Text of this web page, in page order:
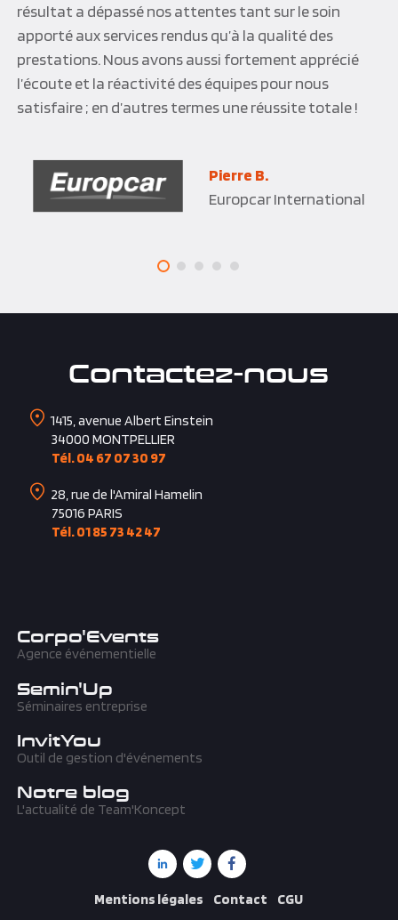
disponibles, et à l’écoute de nos attentes. Un grand
merci pour ces moments de convivialité appréciés de
tout notre réseau et à bientôt pour de nouveaux
évènements.
MeilleurTaux.com
34000MONTPELLIER
Tél. 04 67 07 30 97
75016PARIS
Tél. 01 85 73 42 47
Agence événementielle
Semin'Up
Séminaires entreprise
InvitYou
Outil de gestion d'événements
Notre blog
L'actualité de Team'Koncept
Mentions légales Contact